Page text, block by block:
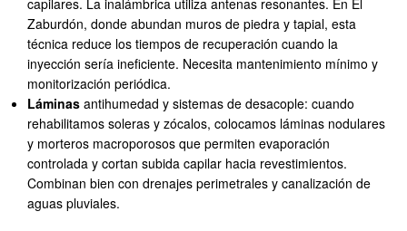
capilares. La inalámbrica utiliza antenas resonantes. En El
Zaburdón, donde abundan muros de piedra y tapial, esta
técnica reduce los tiempos de recuperación cuando la
inyección sería ineficiente. Necesita mantenimiento mínimo y
monitorización periódica.
Láminas antihumedad y sistemas de desacople: cuando
rehabilitamos soleras y zócalos, colocamos láminas nodulares
y morteros macroporosos que permiten evaporación
controlada y cortan subida capilar hacia revestimientos.
Combinan bien con drenajes perimetrales y canalización de
aguas pluviales.